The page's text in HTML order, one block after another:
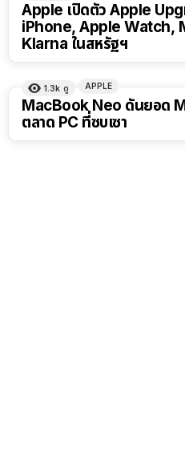
Apple เปิดตัว Apple
iPhone, Apple Watch,
Klarna ในสหรัฐฯ
1.3k ดู APPLE
MacBook Neo ดันยอด
ตลาด PC ที่ซบเซา